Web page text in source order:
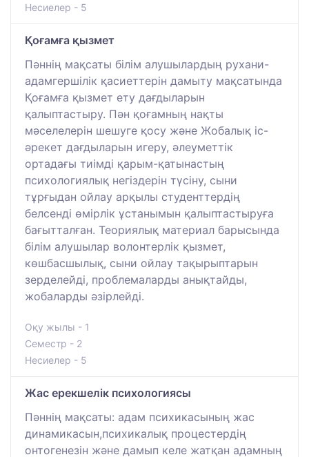
Несиелер - 5
Қоғамға қызмет
Пәннің мақсаты білім алушылардың рухани-
адамгершілік қасиеттерін дамыту мақсатында
Қоғамға қызмет ету дағдыларын
қалыптастыру. Пән қоғамның нақты
мәселелерін шешуге қосу және Жобалық іс-
әрекет дағдыларын игеру, әлеуметтік
ортадағы тиімді қарым-қатынастың
психологиялық негіздерін түсіну, сыни
тұрғыдан ойлау арқылы студенттердің
белсенді өмірлік ұстанымын қалыптастыруға
бағытталған. Теориялық материал барысында
білім алушылар волонтерлік қызмет,
көшбасшылық, сыни ойлау тақырыптарын
зерделейді, проблемаларды анықтайды,
жобаларды әзірлейді.
Оқу жылы - 1
Семестр - 2
Несиелер - 5
Жас ерекшелік психологиясы
Пәннің мақсаты: адам психикасының жас
динамикасын,психикалық процестердің
онтогенезін және дамып келе жатқан адамның